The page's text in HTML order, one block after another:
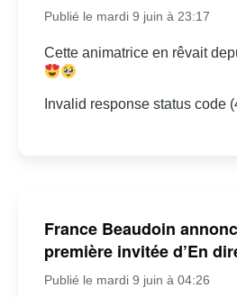
Publié le mardi 9 juin à 23:17
Cette animatrice en rêvait
Invalid response status code
France Beaudoin
première invitée d’En
Publié le mardi 9 juin à 04:26